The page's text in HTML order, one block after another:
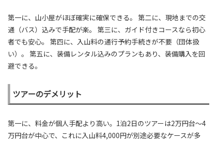
第一に、山小屋がほぼ確実に確保できる。 第二に、現地までの交
通（バス）込みで手配が楽。 第三に、ガイド付きコースなら初心
者でも安心。 第四に、入山料の通行予約手続きが不要（団体扱
い）。 第五に、装備レンタル込みのプランもあり、装備購入を回
避できる。
ツアーのデメリット
第一に、料金が個人手配より高い。1泊2日のツアーは2万円台〜4
万円台が中心で、これに入山料4,000円が別途必要なケースが多